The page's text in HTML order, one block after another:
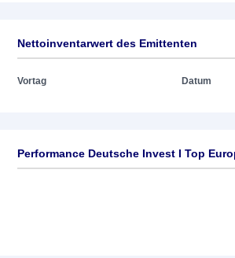
Nettoinventarwert des Emittenten
Vortag Datum
Performance Deutsche Invest I Top